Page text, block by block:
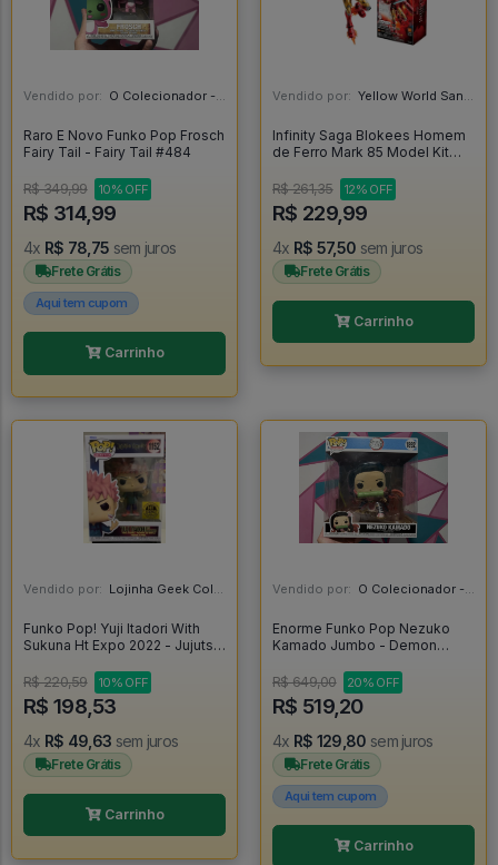
Vendido por: O Colecionador - SP
Raro E Novo Funko Pop Frosch
Fairy Tail - Fairy Tail #484
R$ 349,99 10% OFF
R$ 314,99
4x R$ 78,75 sem juros
Frete Grátis
Aqui tem cupom
Carrinho
Vendido por: Yellow World Santos - SP
Infinity Saga Blokees Homem
de Ferro Mark 85 Model Kit
R$ 261,35
12% OFF
R$ 229,99
4x R$ 57,50 sem juros
Frete Grátis
Carrinho
Vendido por: Lojinha Geek Colecionáveis - DF
Funko Pop! Yuji Itadori With
Sukuna Ht Expo 2022 - Jujutsu
R$ 220,59
10% OFF
R$ 198,53
4x R$ 49,63 sem juros
Frete Grátis
Carrinho
Vendido por: O Colecionador - SP
Enorme Funko Pop Nezuko
Kamado Jumbo - Demon
R$ 649,00
20% OFF
R$ 519,20
4x R$ 129,80 sem juros
Frete Grátis
Aqui tem cupom
Carrinho